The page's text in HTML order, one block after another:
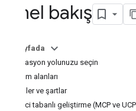
Genel bakış
Bu sayfada
Entegrasyon yolunuzu seçin
Kullanım alanları
Özellikler ve şartlar
Temsilci tabanlı geliştirme (MCP ve